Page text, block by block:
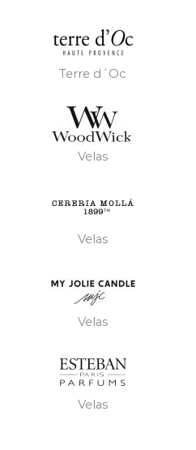
Terre d´Oc
Velas
Velas
Velas
Velas